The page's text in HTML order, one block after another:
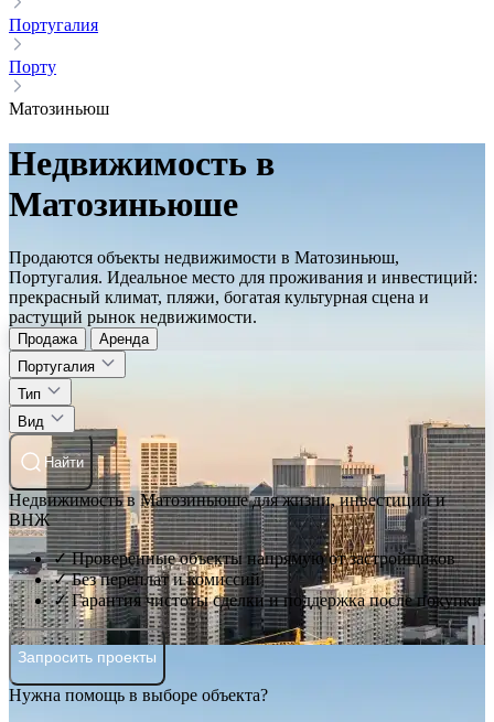
Португалия
Порту
Матозиньюш
Недвижимость в
Матозиньюше
Продаются объекты недвижимости в Матозиньюш,
Португалия. Идеальное место для проживания и инвестиций:
прекрасный климат, пляжи, богатая культурная сцена и
растущий рынок недвижимости.
Продажа
Аренда
Португалия
Тип
Вид
Найти
Недвижимость в Матозиньюше для жизни, инвестиций и
ВНЖ
✓ Проверенные объекты напрямую от застройщиков
✓ Без переплат и комиссий
✓ Гарантия чистоты сделки и поддержка после покупки
Запросить проекты
Нужна помощь в выборе объекта?